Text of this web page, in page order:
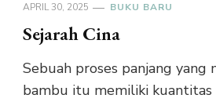
APRIL 30, 2025 BUKU BARU
Sejarah Cina
Sebuah proses panjang
bambu itu memiliki